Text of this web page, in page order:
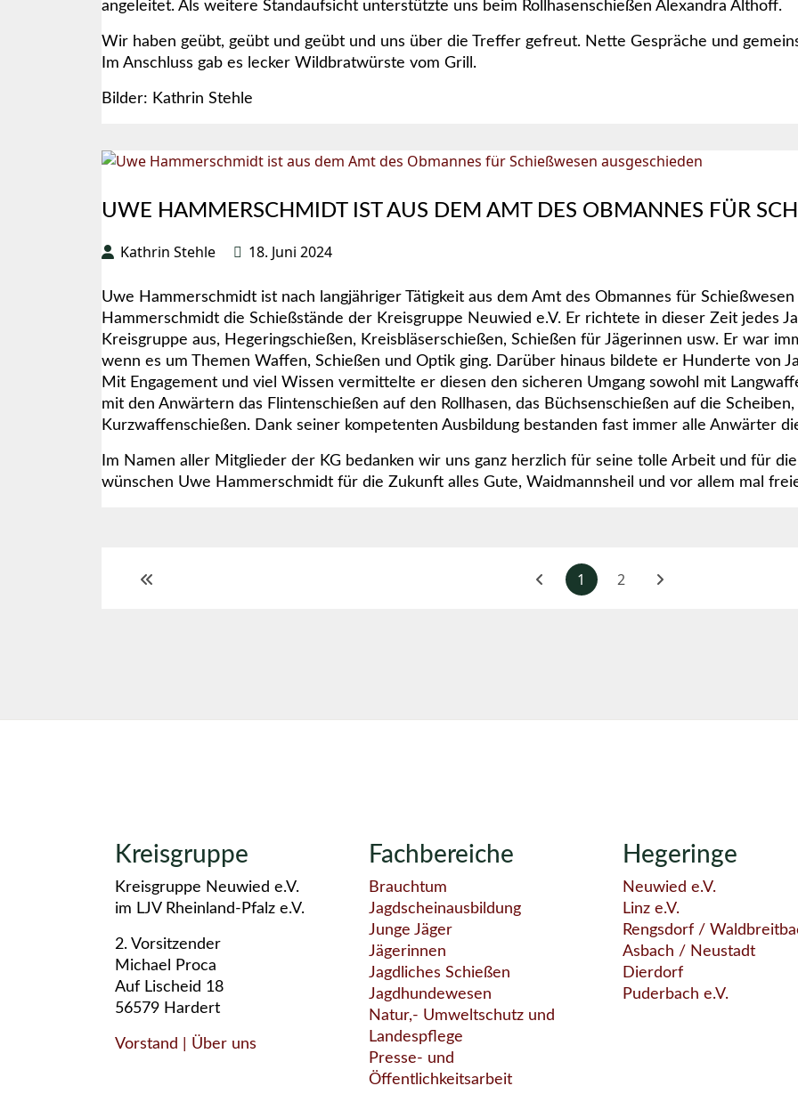
angeleitet. Als weitere Standaufsicht unterstützte uns beim Rollhasenschießen Alexandra Althoff.
Wir haben geübt, geübt und geübt und uns über die Treffer gefreut. Nette Gespräche und
Im Anschluss gab es lecker Wildbratwürste vom Grill.
Bilder: Kathrin Stehle
UWE HAMMERSCHMIDT IST AUS DEM AMT DES OBMANNES FÜR
Kathrin Stehle 18. Juni 2024
Uwe Hammerschmidt ist nach langjähriger Tätigkeit aus dem Amt des Obmannes für
Hammerschmidt die Schießstände der Kreisgruppe Neuwied e.V. Er richtete in dieser Zeit jedes
Kreisgruppe aus, Hegeringschießen, Kreisbläserschießen, Schießen für Jägerinnen usw. Er war
wenn es um Themen Waffen, Schießen und Optik ging. Darüber hinaus bildete er Hunderte von
Mit Engagement und viel Wissen vermittelte er diesen den sicheren Umgang sowohl mit
mit den Anwärtern das Flintenschießen auf den Rollhasen, das Büchsenschießen auf die
Kurzwaffenschießen. Dank seiner kompetenten Ausbildung bestanden fast immer alle Anwärter
Im Namen aller Mitglieder der KG bedanken wir uns ganz herzlich für seine tolle Arbeit und für
wünschen Uwe Hammerschmidt für die Zukunft alles Gute, Waidmannsheil und vor allem mal
1 2
Kreisgruppe
Kreisgruppe Neuwied e.V.
im LJV Rheinland-Pfalz e.V.
2. Vorsitzender
Michael Proca
Auf Lischeid 18
56579 Hardert
Vorstand | Über uns
Fachbereiche
Brauchtum
Jagdscheinausbildung
Junge Jäger
Jägerinnen
Jagdliches Schießen
Jagdhundewesen
Natur,- Umweltschutz und
Landespflege
Presse- und
Öffentlichkeitsarbeit
Hegeringe
Neuwied e.V.
Linz e.V.
Rengsdorf /
Asbach / Neustadt
Dierdorf
Puderbach e.V.